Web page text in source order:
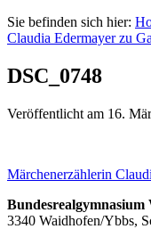
Sie befinden sich hier:
Claudia Edermayer zu
DSC_0748
Veröffentlicht am 16.
Märchenerzählerin
Bundesrealgymnasium
3340 Waidhofen/Ybbs,